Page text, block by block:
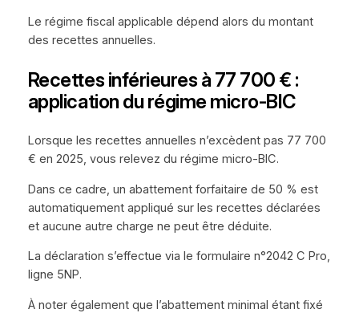
Le régime fiscal applicable dépend alors du montant
des recettes annuelles.
Recettes inférieures à 77 700 € :
application du régime micro-BIC
Lorsque les recettes annuelles n’excèdent pas 77 700
€ en 2025, vous relevez du régime micro-BIC.
Dans ce cadre, un abattement forfaitaire de 50 % est
automatiquement appliqué sur les recettes déclarées
et aucune autre charge ne peut être déduite.
La déclaration s’effectue via le formulaire n°2042 C Pro,
ligne 5NP.
À noter également que l’abattement minimal étant fixé